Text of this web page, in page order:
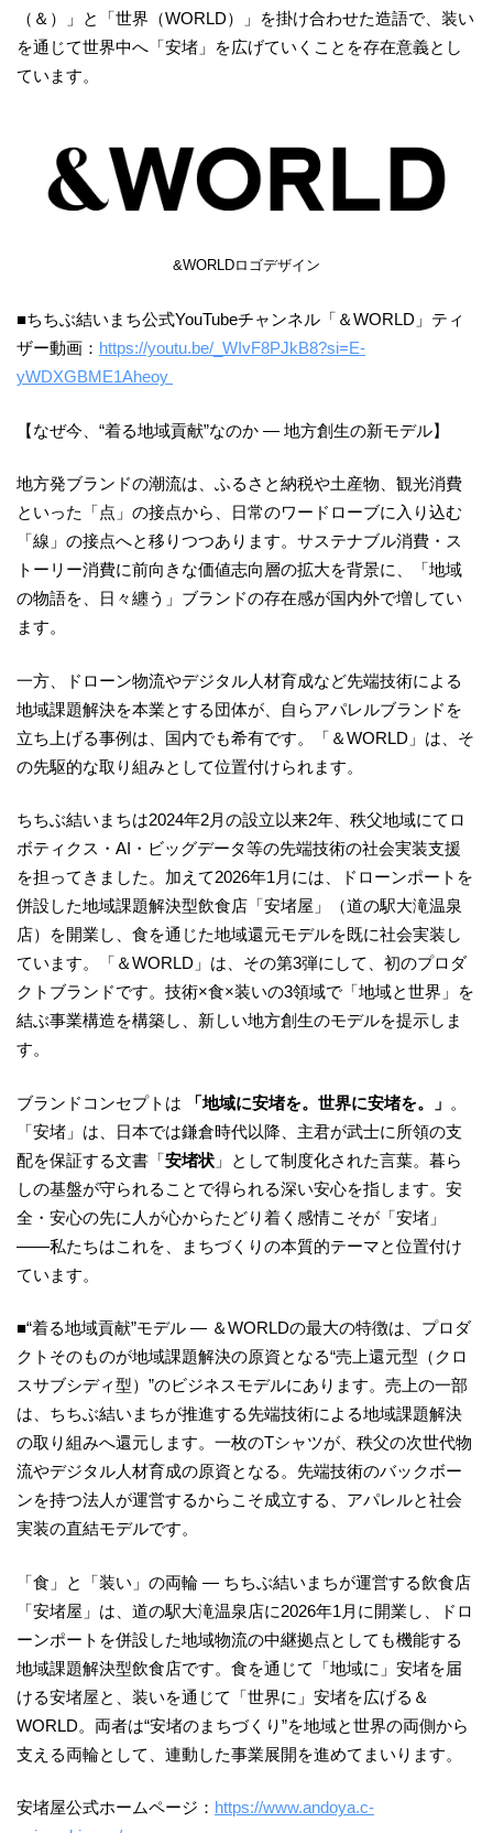
（＆）」と「世界（WORLD）」を掛け合わせた造語で、装い
を通じて世界中へ「安堵」を広げていくことを存在意義とし
ています。
&WORLDロゴデザイン
■ちちぶ結いまち公式YouTubeチャンネル「＆WORLD」ティ
ザー動画： https://youtu.be/_WIvF8PJkB8?si=E-
yWDXGBME1Aheoy
【なぜ今、“着る地域貢献”なのか ― 地方創生の新モデル】
地方発ブランドの潮流は、ふるさと納税や土産物、観光消費
といった「点」の接点から、日常のワードローブに入り込む
「線」の接点へと移りつつあります。サステナブル消費・ス
トーリー消費に前向きな価値志向層の拡大を背景に、「地域
の物語を、日々纏う」ブランドの存在感が国内外で増してい
ます。
一方、ドローン物流やデジタル人材育成など先端技術による
地域課題解決を本業とする団体が、自らアパレルブランドを
立ち上げる事例は、国内でも希有です。「＆WORLD」は、そ
の先駆的な取り組みとして位置付けられます。
ちちぶ結いまちは2024年2月の設立以来2年、秩父地域にてロ
ボティクス・AI・ビッグデータ等の先端技術の社会実装支援
を担ってきました。加えて2026年1月には、ドローンポートを
併設した地域課題解決型飲食店「安堵屋」（道の駅大滝温泉
店）を開業し、食を通じた地域還元モデルを既に社会実装し
ています。「＆WORLD」は、その第3弾にして、初のプロダ
クトブランドです。技術×食×装いの3領域で「地域と世界」を
結ぶ事業構造を構築し、新しい地方創生のモデルを提示しま
す。
ブランドコンセプトは 「地域に安堵を。世界に安堵を。」 。
「安堵」は、日本では鎌倉時代以降、主君が武士に所領の支
配を保証する文書「安堵状 」として制度化された言葉。暮ら
しの基盤が守られることで得られる深い安心を指します。安
全・安心の先に人が心からたどり着く感情こそが「安堵」
――私たちはこれを、まちづくりの本質的テーマと位置付け
ています。
■“着る地域貢献”モデル ― ＆WORLDの最大の特徴は、プロダ
クトそのものが地域課題解決の原資となる“売上還元型（クロ
スサブシディ型）”のビジネスモデルにあります。売上の一部
は、ちちぶ結いまちが推進する先端技術による地域課題解決
の取り組みへ還元します。一枚のTシャツが、秩父の次世代物
流やデジタル人材育成の原資となる。先端技術のバックボー
ンを持つ法人が運営するからこそ成立する、アパレルと社会
実装の直結モデルです。
「食」と「装い」の両輪 ― ちちぶ結いまちが運営する飲食店
「安堵屋」は、道の駅大滝温泉店に2026年1月に開業し、ドロ
ーンポートを併設した地域物流の中継拠点としても機能する
地域課題解決型飲食店です。食を通じて「地域に」安堵を届
ける安堵屋と、装いを通じて「世界に」安堵を広げる＆
WORLD。両者は“安堵のまちづくり”を地域と世界の両側から
支える両輪として、連動した事業展開を進めてまいります。
安堵屋公式ホームページ： https://www.andoya.c-